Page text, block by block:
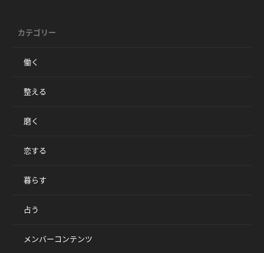
カテゴリー
働く
整える
磨く
恋する
暮らす
占う
メンバーコンテンツ